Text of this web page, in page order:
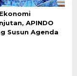
APINDO
Susun Agenda